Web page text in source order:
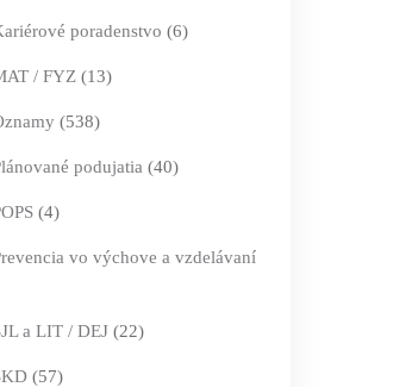
poradenstvo (6)
/ FYZ (13)
(538)
podujatia (40)
(4)
vo výchove a vzdelávaní
a LIT / DEJ (22)
(57)